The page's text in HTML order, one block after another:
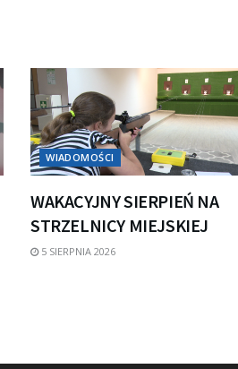
WIADOMOŚCI
WAKACYJNY SIERPIEŃ NA
STRZELNICY MIEJSKIEJ
5 SIERPNIA 2026